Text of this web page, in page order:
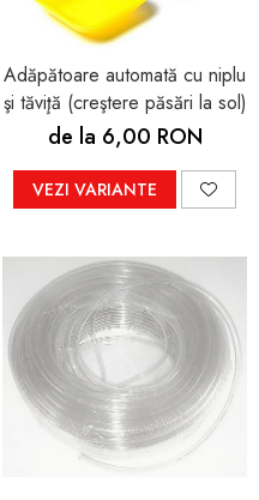
Adăpătoare automată cu niplu
şi tăviţă (creştere păsări la sol)
de la 6,00 RON
VEZI VARIANTE